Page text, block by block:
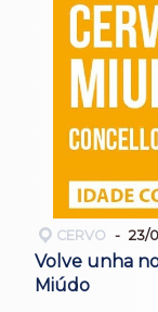
CERVO 23/
Volve unha
Miúdo